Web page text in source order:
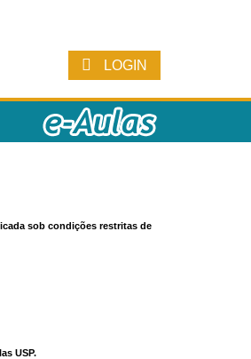
LOGIN
sob condições restritas de
USP.